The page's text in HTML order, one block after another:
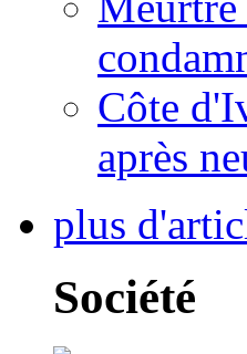
Côte
après
plus
Société